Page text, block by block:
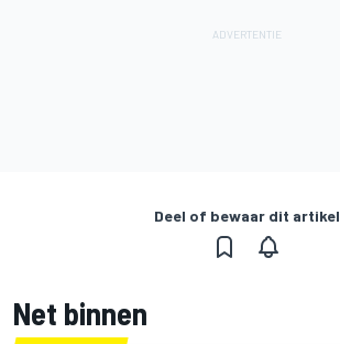
Deel of bewaar dit artikel
Net binnen